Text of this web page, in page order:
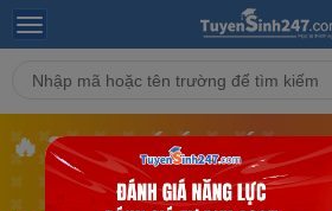
🔥 2K9 CHÚ Ý - LỚP
ĐGTD SẮP